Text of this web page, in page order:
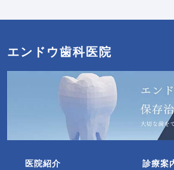
エンドウ歯科医院
医院紹介 診療案